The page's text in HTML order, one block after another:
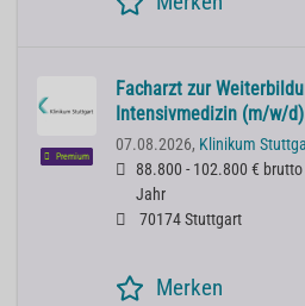
Premium
Facharzt zur
Intensivmedizin (m/w/d)
07.08.2026, Klinikum
88.800 - 102.800 €
Jahr
70174 Stuttgart
Merken